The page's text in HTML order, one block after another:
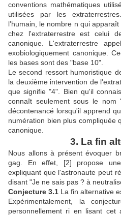
conventions mathématiques
utilisées par les
l’humain, le nombre n qui
chez l'extraterrestre est celui
canonique. L'extraterrestre
exobiologiquement canonique.
les bases sont des "base 10".
Le second ressort humoristique
la deuxième intervention de
que signifie "4". Bien qu'il
connaît seulement sous le nom
décontenancé lorsqu'il apprend
numération bien plus compliquée
canonique.
3. La fin
Nous allons à présent évoquer
gag. En effet, [2] propose
expliquant que l'astronaute peut
disant "Je ne sais pas ? à
Conjecture 3.1 La fin alternative
Expérimentalement, la
personnellement ri en lisant